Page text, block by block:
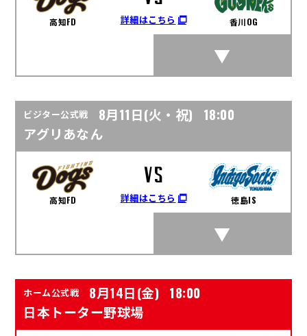
その他 2026.7.17
8.1 独自トライアウト開催のお知らせ
高知FD 詳細はこちら 香川OG
ビジター公式戦 8月11日(火・祝)
18:00
アグリあなん
高知FD
VS
詳細はこちら 徳島IS
ホーム公式戦 8月14日(金)
18:00
日本トーター野球場